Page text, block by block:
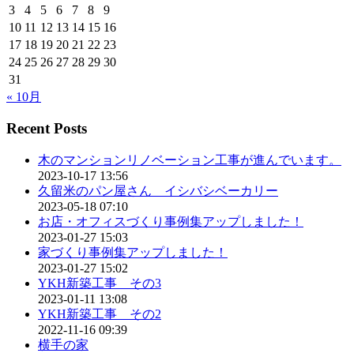
3
4 5 6 7 8
9
10 11 12 13 14 15 16
17 18 19 20 21 22 23
24 25 26 27 28 29 30
31
« 10月
Recent Posts
木のマンションリノベーション工事が進んでいます。
2023-10-17 13:56
久留米のパン屋さん イシバシベーカリー
2023-05-18 07:10
お店・オフィスづくり事例集アップしました！
2023-01-27 15:03
家づくり事例集アップしました！
2023-01-27 15:02
YKH新築工事 その3
2023-01-11 13:08
YKH新築工事 その2
2022-11-16 09:39
横手の家